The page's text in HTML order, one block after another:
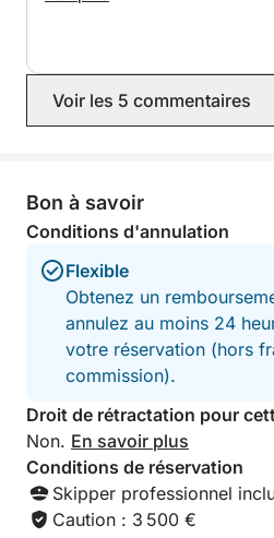
sans doute !
Voir les 5 commentaires
Bon à savoir
Conditions d'annulation
Flexible
Obtenez un
annulez au moins 24
votre réservation (hors
commission).
Droit de rétractation pour
Non. En savoir plus
Conditions de réservation
Skipper professionnel
Caution : 3 500 €